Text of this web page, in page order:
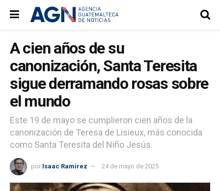
A cien años de su
canonización, Santa Teresita
sigue derramando rosas sobre
el mundo
Este 19 de mayo se cumplieron cien años de la
canonización de Teresa de Lisieux, más conocida
como Santa Teresita del Niño Jesús.
por Isaac Ramirez 24 de mayo de 2025